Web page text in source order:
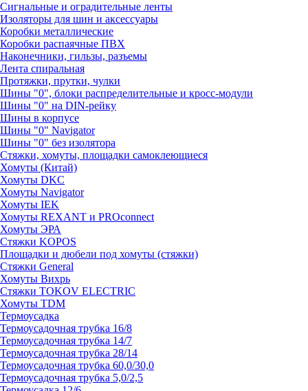
Сигнальные и оградительные ленты
Изоляторы для шин и аксессуары
Коробки металлические
Коробки распаячные ПВХ
Наконечники, гильзы, разъемы
Лента спиральная
Протяжки, прутки, чулки
Шины "0", блоки распределительные и кросс-модули
Шины "0" на DIN-рейку
Шины в корпусе
Шины "0" Navigator
Шины "0" без изолятора
Стяжки, хомуты, площадки самоклеющиеся
Хомуты (Китай)
Хомуты DKC
Хомуты Navigator
Хомуты IEK
Хомуты REXANT и PROconnect
Хомуты ЭРА
Стяжки KOPOS
Площадки и дюбели под хомуты (стяжки)
Стяжки General
Хомуты Вихрь
Стяжки TOKOV ELECTRIC
Хомуты TDM
Термоусадка
Термоусадочная трубка 16/8
Термоусадочная трубка 14/7
Термоусадочная трубка 28/14
Термоусадочная трубка 60,0/30,0
Термоусадочная трубка 5,0/2,5